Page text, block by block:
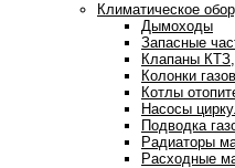
Климатическое
Дымоходы
Запасные
Клапаны
Колонки
Котлы
Насосы
Подводка
Радиаторы
Расходные